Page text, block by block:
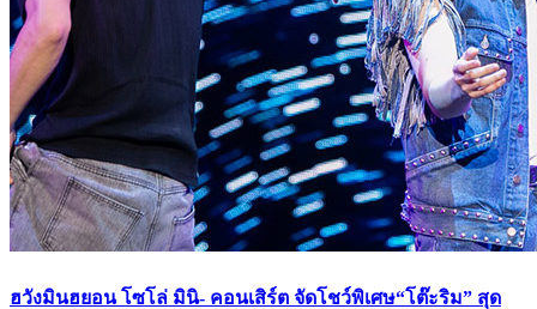
ฮวังมินฮยอน โซโล่ มินิ- คอนเสิร์ต จัดโชว์พิเศษ“โต๊ะริม” สุด